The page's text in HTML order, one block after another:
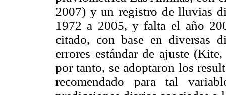
2007) y un registro de lluvias
1972 a 2005, y falta el año
citado, con base en diversas
errores estándar de ajuste
por tanto, se adoptaron los
recomendado para tal